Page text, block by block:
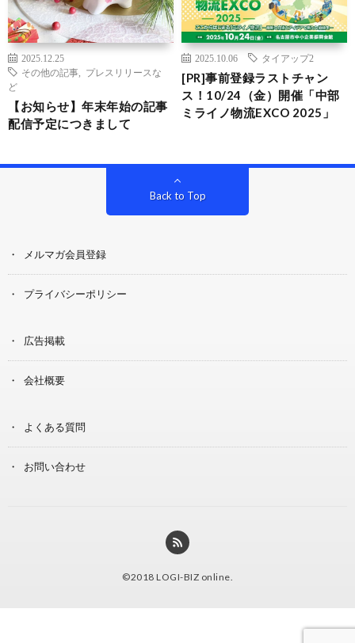
2025.12.25
その他の記事
プレスリリースな
ど
【お知らせ】年末年始の記事
配信予定につきまして
2025.10.06 タイアップ2
[PR]事前登録ラストチャン
ス！10/24（金）開催「中部
ミライノ物流EXCO 2025」
Back to Top
メルマガ会員登録
プライバシーポリシー
広告掲載
会社概要
よくある質問
お問い合わせ
©2018 LOGI-BIZ online